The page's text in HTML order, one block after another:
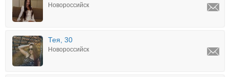
Новороссийск
Тея, 30
Новороссийск